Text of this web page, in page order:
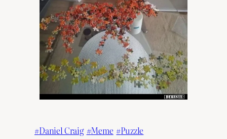
Daniel Craig Meme Puzzle